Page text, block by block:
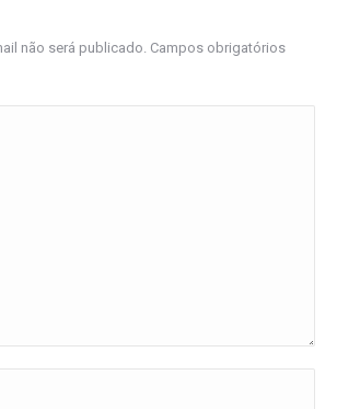
não será publicado. Campos obrigatórios